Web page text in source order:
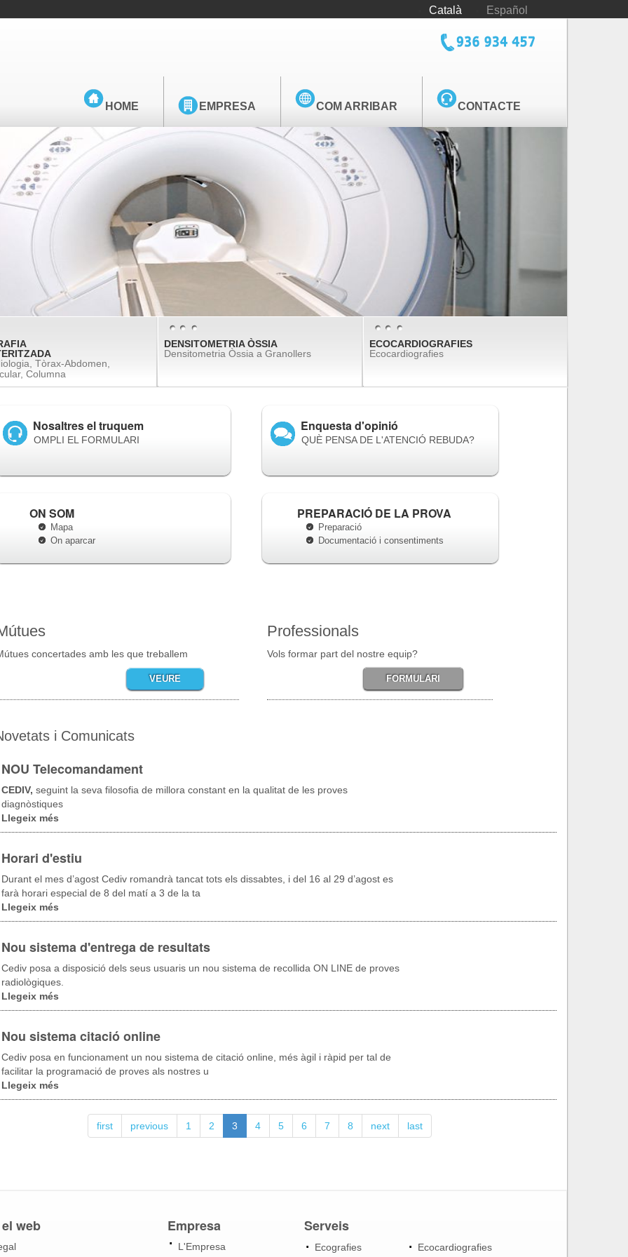
Català Español
tel_cediv.png
HOME EMPRESA COM ARRIBAR CONTACTE
Broncoscopia
Virtual, Dentascan
Tòrax-Abdomen,
Columna
DENSITOMETRIA ÒSSIA
Densitometria Òssia a Granollers
DENSITOMETRIA ÒSSIA
Densitometria Òssia a Granollers
DENSITOMETRIA ÒSSIA
Densitometria Òssia a Granollers
ECOCARDIOGRAFIES
Ecocardiografies
ECOCARDIOGRAFIES
Ecocardiografies
ECOCARDIOGRAFIES
Ecocardiografies
Nosaltres el truquem
OMPLI EL FORMULARI
Enquesta d'opinió
QUÈ PENSA DE L'ATENCIÓ REBUDA?
ON SOM
Mapa
On aparcar
PREPARACIÓ DE LA PROVA
Preparació
Documentació i consentiments
concertades amb les que treballem
VEURE
Professionals
Vols formar part del nostre equip?
FORMULARI
i Comunicats
NOU Telecomandament
CEDIV, seguint la seva filosofia de millora constant en la qualitat de les proves
diagnòstiques
Llegeix més
NOU
Horari d'estiu
Durant el mes d’agost Cediv romandrà tancat tots els dissabtes, i del 16 al 29 d’agost es
farà horari especial de 8 del matí a 3 de la ta
Llegeix més
Horari
Nou sistema d'entrega de resultats
Cediv posa a disposició dels seus usuaris un nou sistema de recollida ON LINE de proves
radiològiques.
Llegeix més
Nou
d'entrega
de
resultats
Nou sistema citació online
Cediv posa en funcionament un nou sistema de citació online, més àgil i ràpid per tal de
facilitar la programació de proves als nostres u
Llegeix més
Nou
sistema
first previous 1 2 3 4 5 6 7 8 next last
web Empresa
L'Empresa
Serveis
Ecografies Ecocardiografies